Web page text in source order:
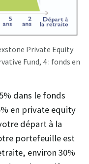
Private Equity
Fund, 4 : fonds en
dans le fonds
en private equity
départ à la
portefeuille est
environ 30%